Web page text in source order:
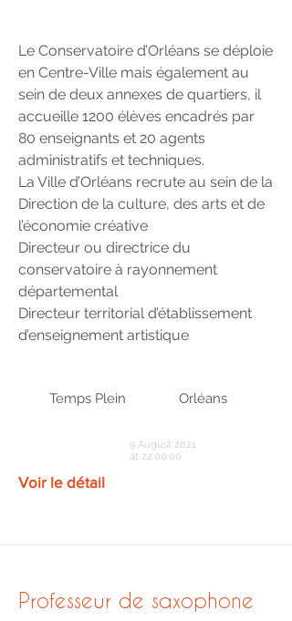
Le Conservatoire d’Orléans se déploie
en Centre-Ville mais également au
sein de deux annexes de quartiers, il
accueille 1200 élèves encadrés par
80 enseignants et 20 agents
administratifs et techniques.
La Ville d’Orléans recrute au sein de la
Direction de la culture, des arts et de
l’économie créative
Directeur ou directrice du
conservatoire à rayonnement
départemental
Directeur territorial d’établissement
d’enseignement artistique
Temps Plein Orléans
9 August 2021
at 22:00:00
Voir le détail
Professeur de saxophone